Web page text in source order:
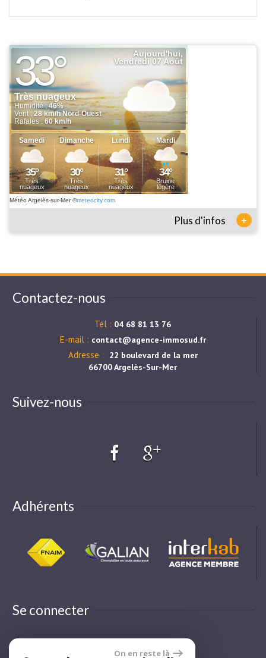
Météo Argelès-sur-Mer©meteocity.com
Plus d'infos +
Contactez-nous
Tél : 04 68 81 13 76
E-mail : contact@agence-immosud.fr
Adresse :
22 boulevard de la mer
66700 Argelès-Sur-Mer
Suivez-nous
Adhérents
Se connecter
On en reste là